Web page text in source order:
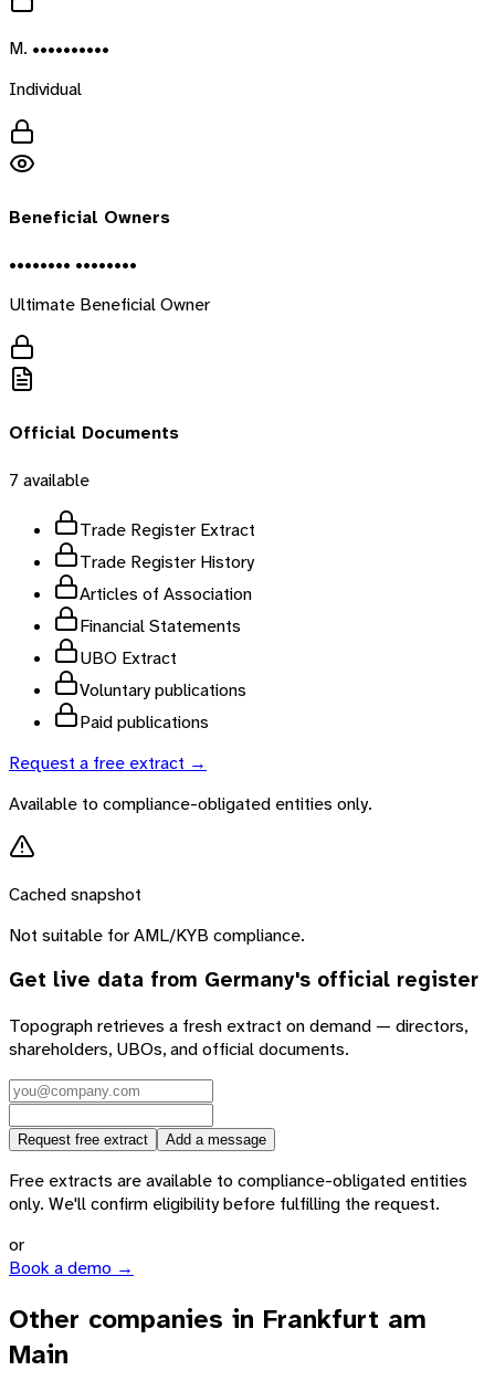
M. ••••••••••
Individual
Beneficial Owners
•••••••• ••••••••
Ultimate Beneficial Owner
Official Documents
7 available
Trade Register Extract
Trade Register History
Articles of Association
Financial Statements
UBO Extract
Voluntary publications
Paid publications
Request a free extract →
Available to compliance-obligated entities only.
Cached snapshot
Not suitable for AML/KYB compliance.
Get live data from Germany's official register
Topograph retrieves a fresh extract on demand — directors,
shareholders, UBOs, and official documents.
Request free extract Add a message
Free extracts are available to compliance-obligated entities
only. We'll confirm eligibility before fulfilling the request.
or
Book a demo →
Other companies in Frankfurt am
Main